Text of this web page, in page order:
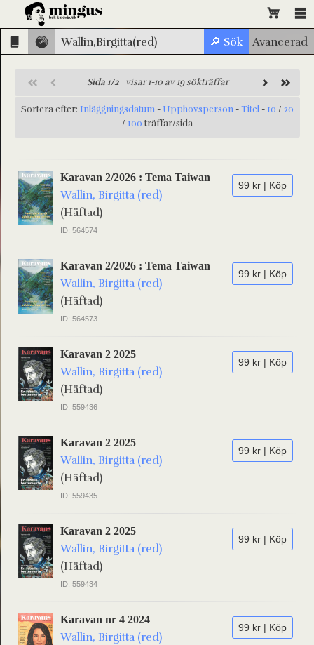
Sida 1/2visar 1-10 av 19 sökträffar
Sortera efter: Inläggningsdatum - Upphovsperson -Titel - 10 / 20
/ 100 träffar/sida
99 kr | Köp
Karavan 2/2026 : Tema Taiwan
Wallin, Birgitta (red)
(Häftad)
ID: 564574
99 kr | Köp
Karavan 2/2026 : Tema Taiwan
Wallin, Birgitta (red)
(Häftad)
ID: 564573
99 kr | Köp
Karavan 2 2025
Wallin, Birgitta (red)
(Häftad)
ID: 559436
99 kr | Köp
Karavan 2 2025
Wallin, Birgitta (red)
(Häftad)
ID: 559435
99 kr | Köp
Karavan 2 2025
Wallin, Birgitta (red)
(Häftad)
ID: 559434
99 kr | Köp
Karavan nr 4 2024
Wallin, Birgitta (red)